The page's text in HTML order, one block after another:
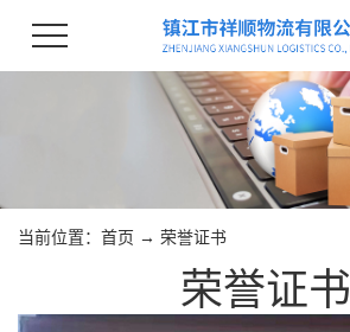
当前位置： 首页 → 荣誉证书
荣誉证书